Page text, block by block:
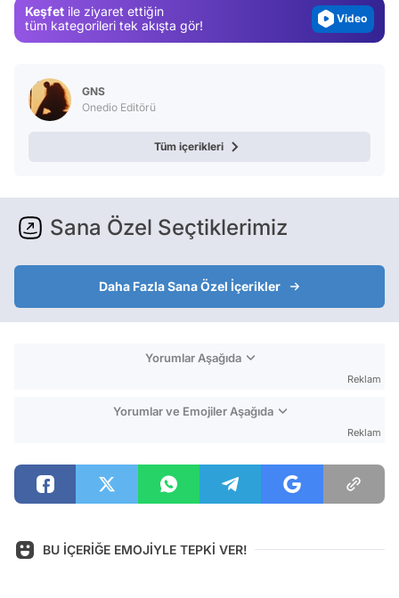
Keşfet ile ziyaret ettiğin
tüm kategorileri tek akışta gör!
Video
GNS
Onedio Editörü
Tüm içerikleri
Sana Özel Seçtiklerimiz
Daha Fazla Sana Özel İçerikler
Yorumlar Aşağıda
Reklam
Yorumlar ve Emojiler Aşağıda
Reklam
BU İÇERİĞE EMOJİYLE TEPKİ VER!